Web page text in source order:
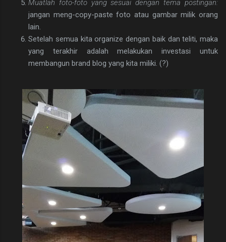
Muatlah foto-foto yang sesuai dengan tema postingan:
jangan meng-copy-paste foto atau gambar milik orang
lain.
Setelah semua kita organize dengan baik dan teliti, maka
yang terakhir adalah melakukan investasi untuk
membangun brand blog yang kita miliki. (?)